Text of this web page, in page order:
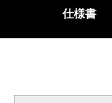
仕様書